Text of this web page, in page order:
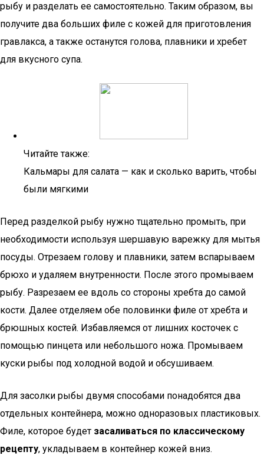
рыбу и разделать ее самостоятельно. Таким образом, вы
получите два больших филе с кожей для приготовления
гравлакса, а также останутся голова, плавники и хребет
для вкусного супа.
Читайте также:
Кальмары для салата — как и сколько варить, чтобы
были мягкими
Перед разделкой рыбу нужно тщательно промыть, при
необходимости используя шершавую варежку для мытья
посуды. Отрезаем голову и плавники, затем вспарываем
брюхо и удаляем внутренности. После этого промываем
рыбу. Разрезаем ее вдоль со стороны хребта до самой
кости. Далее отделяем обе половинки филе от хребта и
брюшных костей. Избавляемся от лишних косточек с
помощью пинцета или небольшого ножа. Промываем
куски рыбы под холодной водой и обсушиваем.
Для засолки рыбы двумя способами понадобятся два
отдельных контейнера, можно одноразовых пластиковых.
Филе, которое будет засаливаться по классическому
рецепту, укладываем в контейнер кожей вниз.